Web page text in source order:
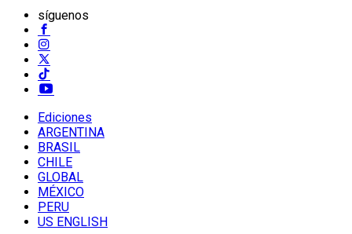
síguenos
Ediciones
ARGENTINA
BRASIL
CHILE
GLOBAL
MÉXICO
PERU
US ENGLISH